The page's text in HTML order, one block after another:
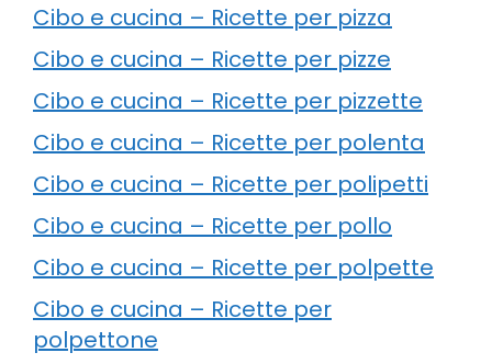
Cibo e cucina – Ricette per pizza
Cibo e cucina – Ricette per pizze
Cibo e cucina – Ricette per pizzette
Cibo e cucina – Ricette per polenta
Cibo e cucina – Ricette per polipetti
Cibo e cucina – Ricette per pollo
Cibo e cucina – Ricette per polpette
Cibo e cucina – Ricette per
polpettone